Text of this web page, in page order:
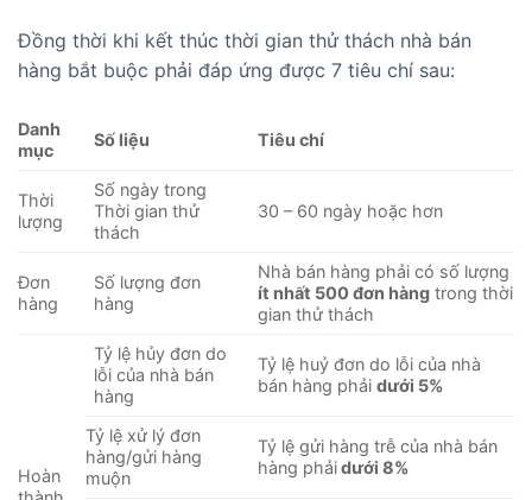
Đồng thời khi kết thúc thời gian thử thách nhà bán
hàng bắt buộc phải đáp ứng được 7 tiêu chí sau:
Danh
mục
Số liệu Tiêu chí
Thời
lượng
Số ngày trong
Thời gian thử
thách
30 – 60 ngày hoặc hơn
Đơn
hàng
Số lượng đơn
hàng
Nhà bán hàng phải có số lượng
ít nhất 500 đơn hàng trong thời
gian thử thách
Hoàn
Tỷ lệ hủy đơn do
lỗi của nhà bán
hàng
Tỷ lệ huỷ đơn do lỗi của nhà
bán hàng phảidưới 5%
Tỷ lệ xử lý đơn
hàng/gửi hàng
muộn
Tỷ lệ gửi hàng trễ của nhà bán
hàng phảidưới 8%